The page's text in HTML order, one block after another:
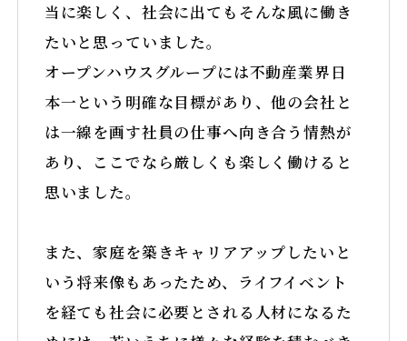
当に楽しく、社会に出てもそんな風に働き
たいと思っていました。
オープンハウスグループには不動産業界日
本一という明確な目標があり、他の会社と
は一線を画す社員の仕事へ向き合う情熱が
あり、ここでなら厳しくも楽しく働けると
思いました。
また、家庭を築きキャリアアップしたいと
いう将来像もあったため、ライフイベント
を経ても社会に必要とされる人材になるた